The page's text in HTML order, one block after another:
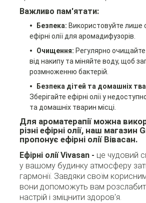
Важливо пам'ятати:
Безпека: Використовуйте лише
ефірні олії для аромадифузорів.
Очищення: Регулярно
від накипу та міняйте воду, щоб
розмноженню бактерій.
Безпека дітей та домашніх
Зберігайте ефірні олії у
та домашніх тварин місці.
Для ароматерапії можна
різні ефірні олії, наш магазин
пропонує ефірні олії Вівасан.
Ефірні олії Vivasan - це чудовий
у вашому будинку атмосферу
гармонії. Завдяки своїм
вони допоможуть вам
настрій і зміцнити здоров'я.